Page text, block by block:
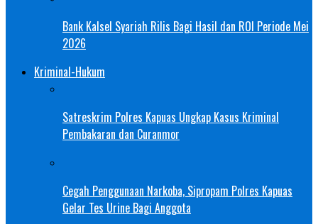
Bank Kalsel Syariah Rilis Bagi Hasil dan ROI Periode Mei
2026
Kriminal-Hukum
Satreskrim Polres Kapuas Ungkap Kasus Kriminal
Pembakaran dan Curanmor
Cegah Penggunaan Narkoba, Sipropam Polres Kapuas
Gelar Tes Urine Bagi Anggota